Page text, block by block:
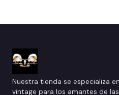
Nuestra tienda se especializa
vintage para los amantes de